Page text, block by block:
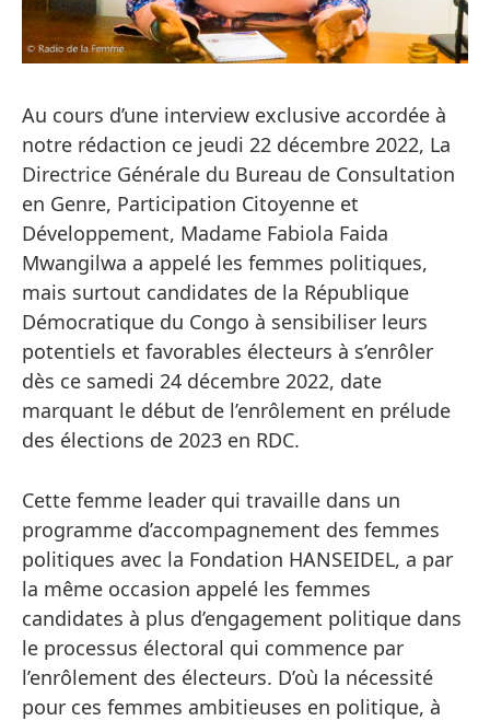
Au cours d’une interview exclusive accordée à
notre rédaction ce jeudi 22 décembre 2022, La
Directrice Générale du Bureau de Consultation
en Genre, Participation Citoyenne et
Développement, Madame Fabiola Faida
Mwangilwa a appelé les femmes politiques,
mais surtout candidates de la République
Démocratique du Congo à sensibiliser leurs
potentiels et favorables électeurs à s’enrôler
dès ce samedi 24 décembre 2022, date
marquant le début de l’enrôlement en prélude
des élections de 2023 en RDC.
Cette femme leader qui travaille dans un
programme d’accompagnement des femmes
politiques avec la Fondation HANSEIDEL, a par
la même occasion appelé les femmes
candidates à plus d’engagement politique dans
le processus électoral qui commence par
l’enrôlement des électeurs. D’où la nécessité
pour ces femmes ambitieuses en politique, à